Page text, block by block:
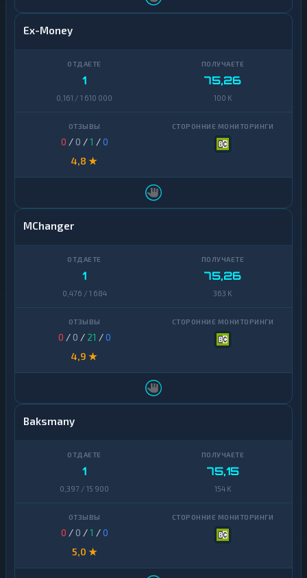
Ex-Money
1
0,161 / 1 610 000
75,26
100 K
0 / 0 /1 /0
4,8 ★
MChanger
1
0,476 / 1 684
75,26
363 K
0 / 0 / 21 /0
4,9 ★
Baksmany
1
0,397 / 15 900
75,15
154 K
0 / 0 /1 /0
5,0 ★